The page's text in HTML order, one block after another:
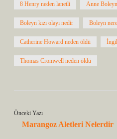
8 Henry neden lanetli Anne
Boleyn kızı olayı nedir Boleyn
Catherine Howard neden öldü
Thomas Cromwell neden öldü
Önceki Yazı
Marangoz Aletleri Nelerdir